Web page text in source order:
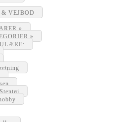
VEJBOD
»
»